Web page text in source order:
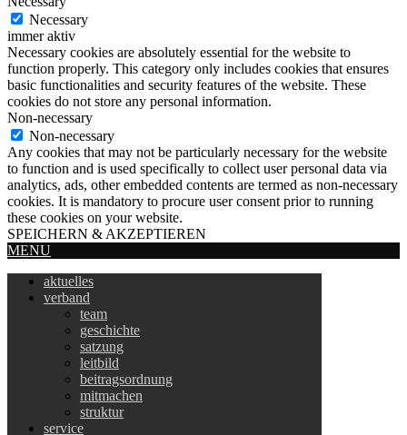
Necessary
immer aktiv
Necessary cookies are absolutely essential for the website to
function properly. This category only includes cookies that ensures
basic functionalities and security features of the website. These
cookies do not store any personal information.
Non-necessary
Non-necessary
Any cookies that may not be particularly necessary for the website
to function and is used specifically to collect user personal data via
analytics, ads, other embedded contents are termed as non-necessary
cookies. It is mandatory to procure user consent prior to running
these cookies on your website.
SPEICHERN & AKZEPTIEREN
MENU
aktuelles
verband
team
geschichte
satzung
leitbild
beitragsordnung
mitmachen
struktur
service